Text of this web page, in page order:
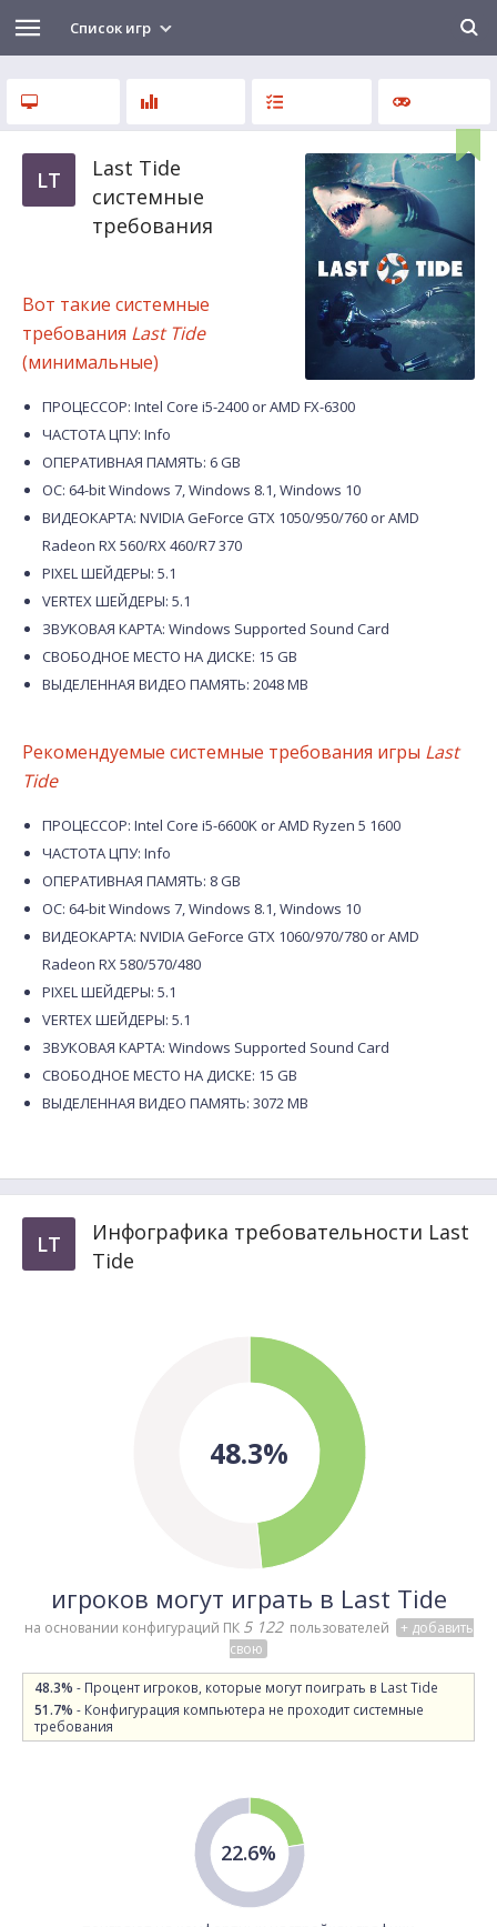
Список игр
LT
Last Tide
системные
требования
Вот такие системные
требования Last Tide
(минимальные)
ПРОЦЕССОР: Intel Core i5-2400 or AMD FX-6300
ЧАСТОТА ЦПУ: Info
ОПЕРАТИВНАЯ ПАМЯТЬ: 6 GB
ОС: 64-bit Windows 7, Windows 8.1, Windows 10
ВИДЕОКАРТА: NVIDIA GeForce GTX 1050/950/760 or AMD
Radeon RX 560/RX 460/R7 370
PIXEL ШЕЙДЕРЫ: 5.1
VERTEX ШЕЙДЕРЫ: 5.1
ЗВУКОВАЯ КАРТА: Windows Supported Sound Card
СВОБОДНОЕ МЕСТО НА ДИСКЕ: 15 GB
ВЫДЕЛЕННАЯ ВИДЕО ПАМЯТЬ: 2048 MB
Рекомендуемые системные требования игры Last
Tide
ПРОЦЕССОР: Intel Core i5-6600K or AMD Ryzen 5 1600
ЧАСТОТА ЦПУ: Info
ОПЕРАТИВНАЯ ПАМЯТЬ: 8 GB
ОС: 64-bit Windows 7, Windows 8.1, Windows 10
ВИДЕОКАРТА: NVIDIA GeForce GTX 1060/970/780 or AMD
Radeon RX 580/570/480
PIXEL ШЕЙДЕРЫ: 5.1
VERTEX ШЕЙДЕРЫ: 5.1
ЗВУКОВАЯ КАРТА: Windows Supported Sound Card
СВОБОДНОЕ МЕСТО НА ДИСКЕ: 15 GB
ВЫДЕЛЕННАЯ ВИДЕО ПАМЯТЬ: 3072 MB
LT
Инфографика требовательности Last
Tide
48.3%
игроков могут играть в Last Tide
на основании конфигураций ПК 5 122 пользователей
+ добавить
свою
48.3% - Процент игроков, которые могут поиграть в Last Tide
51.7% - Конфигурация компьютера не проходит системные
требования
22.6%